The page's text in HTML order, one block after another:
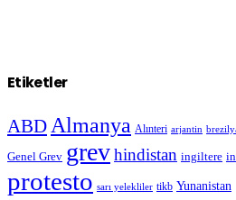
Etiketler
ABD Almanya Alınteri arjantin
Genel Grev grevhindistan ingiltere
protesto sarı yelekliler tikb Yunanistan